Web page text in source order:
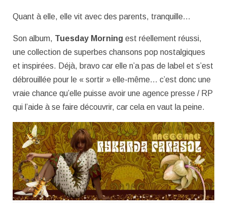
Quant à elle, elle vit avec des parents, tranquille…
Son album, Tuesday Morning est réellement réussi,
une collection de superbes chansons pop nostalgiques
et inspirées. Déjà, bravo car elle n’a pas de label et s’est
débrouillée pour le « sortir » elle-même… c’est donc une
vraie chance qu’elle puisse avoir une agence presse / RP
qui l’aide à se faire découvrir, car cela en vaut la peine.